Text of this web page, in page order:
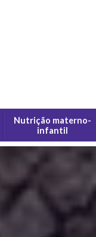
Nutrição materno-
infantil